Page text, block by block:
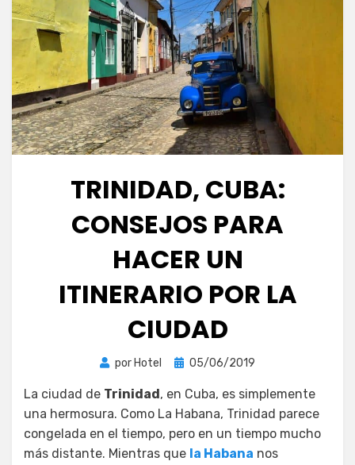
TRINIDAD, CUBA:
CONSEJOS PARA
HACER UN
ITINERARIO POR LA
CIUDAD
por Hotel
Publicada
05/06/2019
La ciudad de Trinidad, en Cuba, es simplemente
una hermosura. Como La Habana, Trinidad parece
congelada en el tiempo, pero en un tiempo mucho
más distante. Mientras que la Habana nos